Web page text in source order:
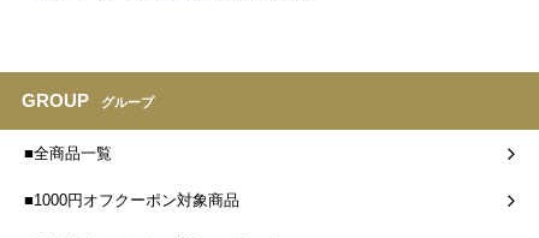
GROUP グループ
■全商品一覧
■1000円オフクーポン対象商品